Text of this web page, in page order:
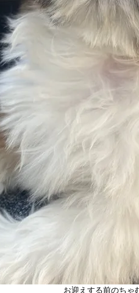
お迎えする前のちゃ